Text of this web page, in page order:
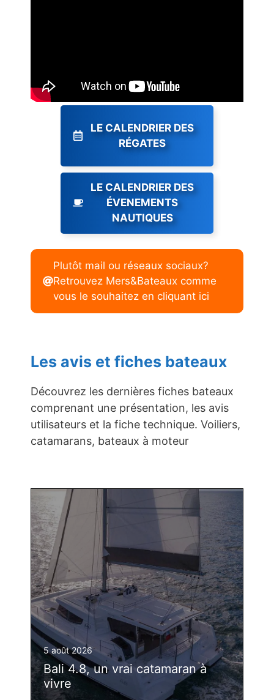
LE CALENDRIER DES
RÉGATES
LE CALENDRIER DES
ÉVENEMENTS
NAUTIQUES
Plutôt mail ou réseaux sociaux?
Retrouvez Mers&Bateaux comme
vous le souhaitez en cliquant ici
Les avis et fiches bateaux
Découvrez les dernières fiches bateaux
comprenant une présentation, les avis
utilisateurs et la fiche technique. Voiliers,
catamarans, bateaux à moteur
5 août 2026
Bali 4.8, un vrai catamaran à
vivre